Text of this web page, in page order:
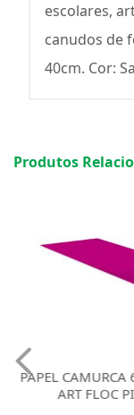
escolares,
canudos de
40cm. Cor:
Produtos
PAPEL CAMURCA
ART FLOC